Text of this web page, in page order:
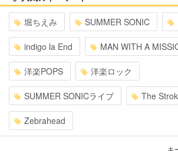
堀ちえみ SUMMER SONIC
indigo la End MAN WITH A
洋楽POPS 洋楽ロック
SUMMER SONICライブ The
Zebrahead
キ